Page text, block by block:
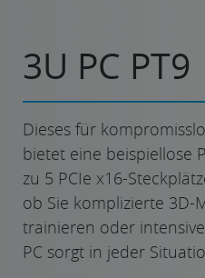
3U PC PT9
Dieses für
bietet eine beispiellose
zu 5 PCIe x16-
ob Sie komplizierte 3D-
trainieren oder
PC sorgt in jeder